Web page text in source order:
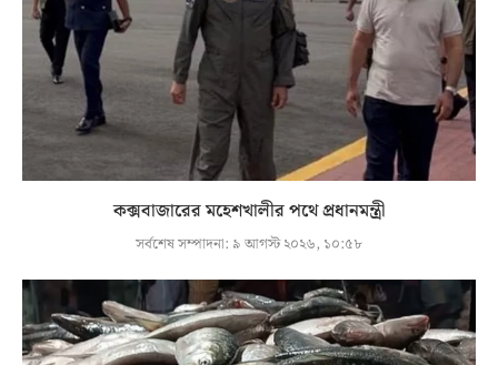
কক্সবাজারের মহেশখালীর পথে প্রধানমন্ত্রী
সর্বশেষ সম্পাদনা: ৯ আগস্ট ২০২৬, ১০:৫৮